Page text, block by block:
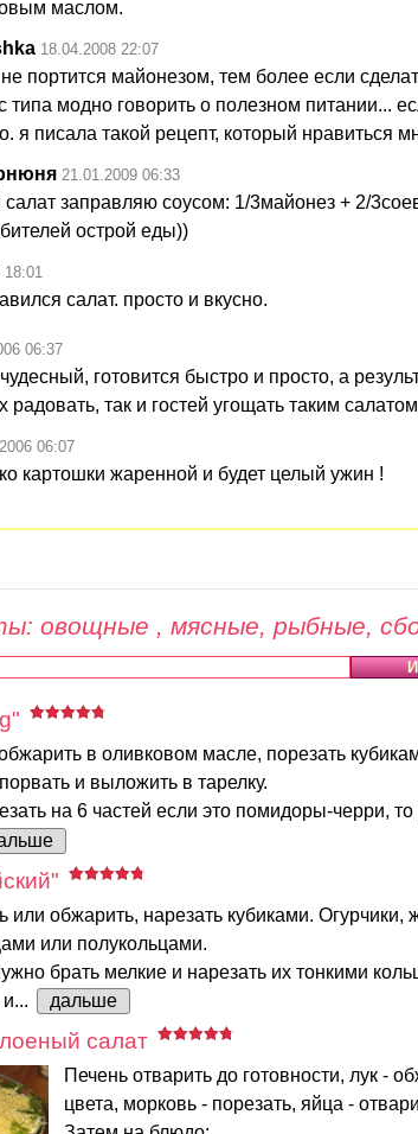
маслом.
18.04.2008 22:07
портится майонезом, тем более если
типа модно говорить о полезном питании...
я писала такой рецепт, который нравиться
21.01.2009 06:33
салат заправляю соусом: 1/3майонез + 2/
острой еды))
салат. просто и вкусно.
06:37
готовится быстро и просто, а
так и гостей угощать таким
06:07
картошки жаренной и будет целый ужин !
овощные , мясные, рыбные,
в оливковом масле, порезать
и выложить в тарелку.
на 6 частей если это помидоры-черри, то
или обжарить, нарезать кубиками. Огурчики,
или полукольцами.
брать мелкие и нарезать их тонкими
дальше
салат
Печень отварить до готовности, лук -
цвета, морковь - порезать, яйца -